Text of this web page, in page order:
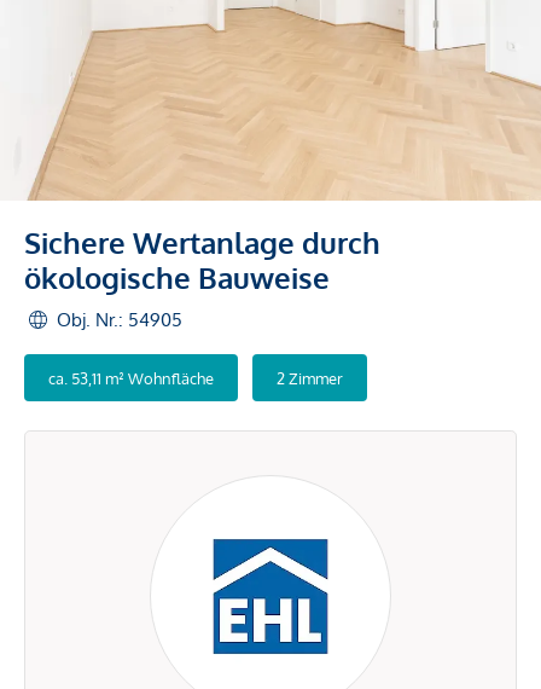
Sichere Wertanlage durch
ökologische Bauweise
Obj. Nr.: 54905
ca. 53,11 m² Wohnfläche 2 Zimmer